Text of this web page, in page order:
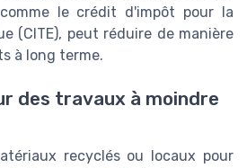
le crédit d'impôt pour la
(CITE), peut réduire de manière
à long terme.
des travaux à moindre
recyclés ou locaux pour